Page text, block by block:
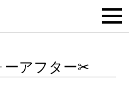
ーアフター✂